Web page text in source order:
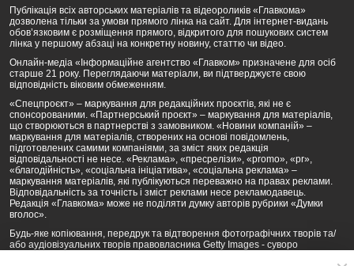
Публікація всіх авторських матеріалів та відеороликів «Главкома»
дозволена тільки за умови прямого лінка на сайт. Для інтернет-видань
обов’язковим є розміщення прямого, відкритого для пошукових систем
лінка у першому абзаці на конкретну новину, статтю чи відео.
Онлайн-медіа «Інформаційне агентство «Главком» призначене для осіб
старше 21 року. Переглядаючи матеріали, ви підтверджуєте свою
відповідність віковим обмеженням.
«Спецпроєкт» – маркування для редакційних проєктів, які не є
спонсорованими. «Партнерський проєкт» – маркування для матеріалів,
що створюються в партнерстві з замовником. «Новини компаній» –
маркування для матеріалів, створених на основі повідомлень,
підготовлених самими компаніями, за зміст яких редакція
відповідальності не несе. «Реклама», «пресрелізи», «promo», «pr»,
«благодійність», «соціальна ініціатива», «соціальна реклама» –
маркування матеріалів, які публікуються переважно на правах реклами.
Відповідальність за точність і зміст реклами несе рекламодавець.
Редакція «Главкома» може не поділяти думку авторів рубрики «Думки
вголос».
Будь-яке копіювання, передрук та відтворення фотографічних творів та/
або аудіовізуальних творів правовласника Getty Images - суворо